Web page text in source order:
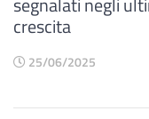
crescita
25/06/2025